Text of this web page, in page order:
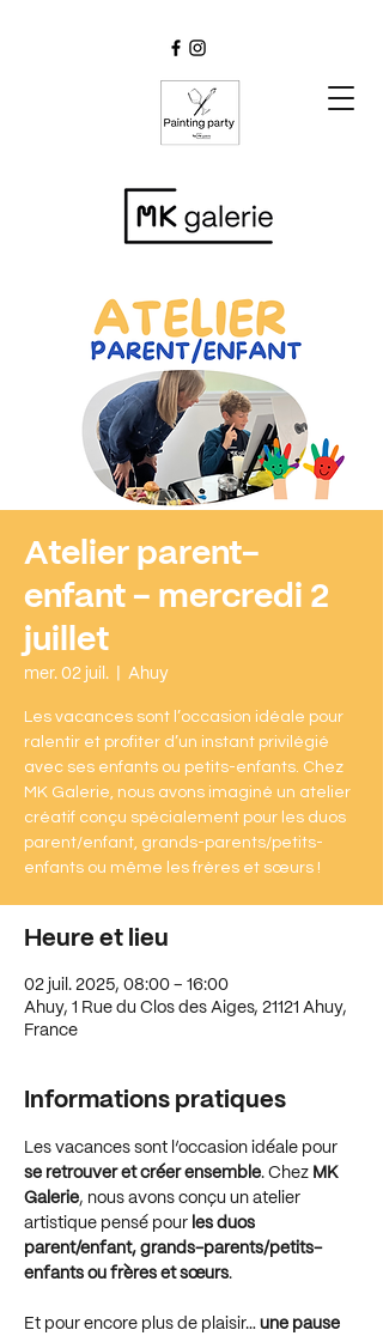
Atelier parent-
enfant - mercredi 2
juillet
mer. 02 juil. Ahuy
Les vacances sont l’occasion idéale pour
ralentir et profiter d’un instant privilégié
avec ses enfants ou petits-enfants. Chez
MK Galerie, nous avons imaginé un atelier
créatif conçu spécialement pour les duos
parent/enfant, grands-parents/petits-
enfants ou même les frères et sœurs !
Heure et lieu
02 juil. 2025, 08:00 – 16:00
Ahuy, 1 Rue du Clos des Aiges, 21121 Ahuy,
France
Informations pratiques
Les vacances sont l’occasion idéale pour
se retrouver et créer ensemble. Chez MK
Galerie, nous avons conçu un atelier
artistique pensé pour les duos
parent/enfant, grands-parents/petits-
enfants ou frères et sœurs.
Et pour encore plus de plaisir… une pause